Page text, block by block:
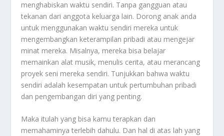
menghabiskan waktu sendiri. Tanpa gangguan atau
tekanan dari anggota keluarga lain. Dorong anak anda
untuk menggunakan waktu sendiri mereka untuk
mengembangkan keterampilan pribadi atau mengejar
minat mereka. Misalnya, mereka bisa belajar
memainkan alat musik, menulis cerita, atau merancang
proyek seni mereka sendiri. Tunjukkan bahwa waktu
sendiri adalah kesempatan untuk pertumbuhan pribadi
dan pengembangan diri yang penting.
Maka itulah yang bisa kamu terapkan dan
memahaminya terlebih dahulu. Dan hal di atas lah yang